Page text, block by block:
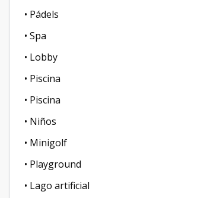
• Pádels
• Spa
• Lobby
• Piscina
• Piscina
• Niños
• Minigolf
• Playground
• Lago artificial